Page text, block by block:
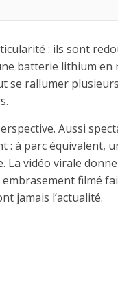
: ils sont
batterie lithium
se rallumer
Aussi
: à parc équivalent,
La vidéo virale
filmé
jamais l’actualité.